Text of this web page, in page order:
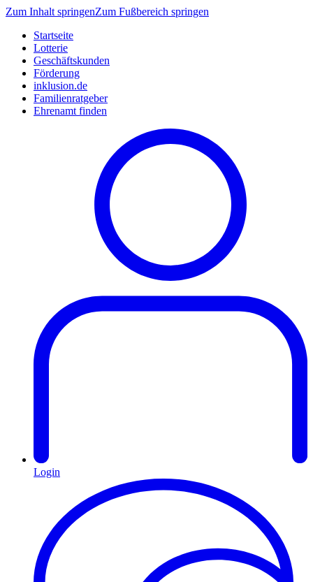
Zum Inhalt springenZum Fußbereich springen
Startseite
Lotterie
Geschäftskunden
Förderung
inklusion.de
Familienratgeber
Ehrenamt finden
Login